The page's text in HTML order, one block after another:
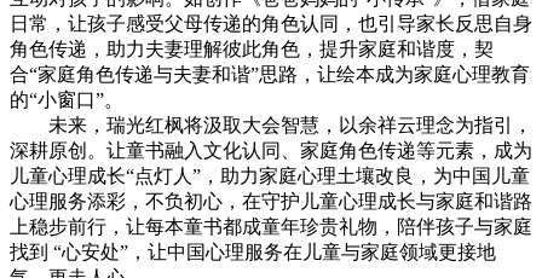
日常，让孩子感受父母传递的角色认同，也引导家长反思自身
角色传递，助力夫妻理解彼此角色，提升家庭和谐度，契
合“家庭角色传递与夫妻和谐”思路，让绘本成为家庭心理教育
的“小窗口”。
未来，瑞光红枫将汲取大会智慧，以余祥云理念为指引，
深耕原创。让童书融入文化认同、家庭角色传递等元素，成为
儿童心理成长“点灯人”，助力家庭心理土壤改良，为中国儿童
心理服务添彩，不负初心，在守护儿童心理成长与家庭和谐路
上稳步前行，让每本童书都成童年珍贵礼物，陪伴孩子与家庭
找到 “心安处”，让中国心理服务在儿童与家庭领域更接地